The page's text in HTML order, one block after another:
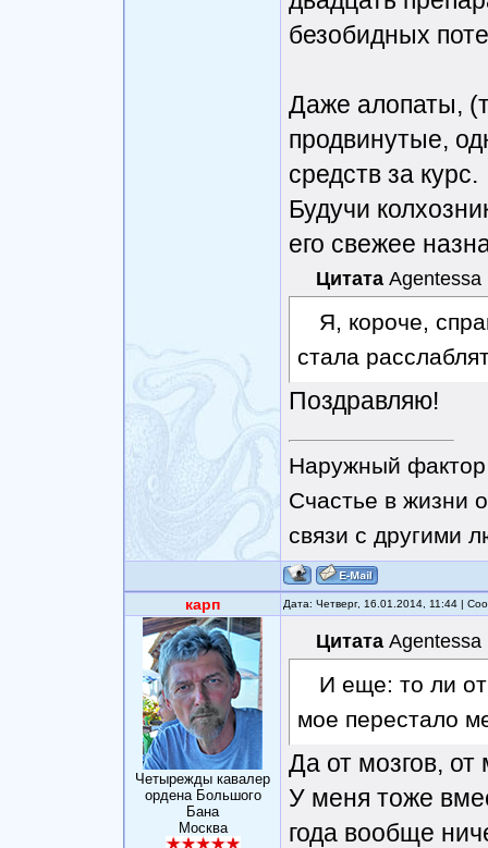
безобидных
Даже алопаты,
продвинутые,
средств за курс.
Будучи
его свежее
Цитата Agentessa
Я, короче,
стала
Поздравляю!
Наружный фактор
Счастье в жизни
связи с другими
карп Дата: Четверг, 16.01.2014, 11:44 |
Четырежды кавалер
ордена Большого
Бана
Москва
Цитата Agentessa
И еще: то ли
мое перестало
Да от мозгов, от
У меня тоже
года вообще